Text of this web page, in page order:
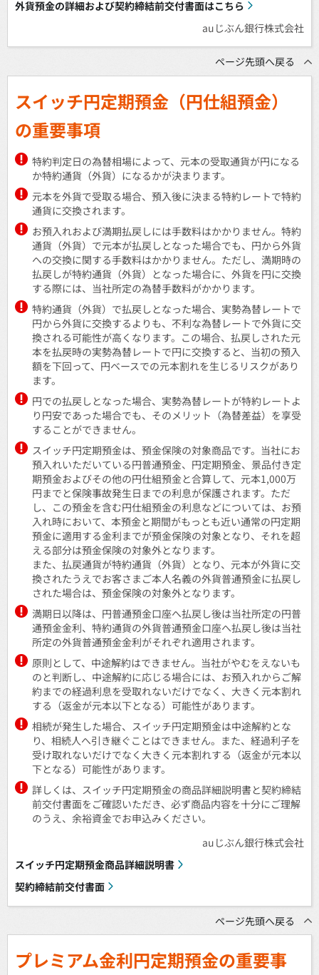
外貨預金の詳細および契約締結前交付書面はこちら
auじぶん銀行株式会社
ページ先頭へ戻る
スイッチ円定期預金（円仕組預金）
の重要事項
特約判定日の為替相場によって、元本の受取通貨が円になる
か特約通貨（外貨）になるかが決まります。
元本を外貨で受取る場合、預入後に決まる特約レートで特約
通貨に交換されます。
お預入れおよび満期払戻しには手数料はかかりません。特約
通貨（外貨）で元本が払戻しとなった場合でも、円から外貨
への交換に関する手数料はかかりません。ただし、満期時の
払戻しが特約通貨（外貨）となった場合に、外貨を円に交換
する際には、当社所定の為替手数料がかかります。
特約通貨（外貨）で払戻しとなった場合、実勢為替レートで
円から外貨に交換するよりも、不利な為替レートで外貨に交
換される可能性が高くなります。この場合、払戻しされた元
本を払戻時の実勢為替レートで円に交換すると、当初の預入
額を下回って、円ベースでの元本割れを生じるリスクがあり
ます。
円での払戻しとなった場合、実勢為替レートが特約レートよ
り円安であった場合でも、そのメリット（為替差益）を享受
することができません。
スイッチ円定期預金は、預金保険の対象商品です。当社にお
預入れいただいている円普通預金、円定期預金、景品付き定
期預金およびその他の円仕組預金と合算して、元本1,000万
円までと保険事故発生日までの利息が保護されます。ただ
し、この預金を含む円仕組預金の利息などについては、お預
入れ時において、本預金と期間がもっとも近い通常の円定期
預金に適用する金利までが預金保険の対象となり、それを超
える部分は預金保険の対象外となります。
また、払戻通貨が特約通貨（外貨）となり、元本が外貨に交
換されたうえでお客さまご本人名義の外貨普通預金に払戻し
された場合は、預金保険の対象外となります。
満期日以降は、円普通預金口座へ払戻し後は当社所定の円普
通預金金利、特約通貨の外貨普通預金口座へ払戻し後は当社
所定の外貨普通預金金利がそれぞれ適用されます。
原則として、中途解約はできません。当社がやむをえないも
のと判断し、中途解約に応じる場合には、お預入れからご解
約までの経過利息を受取れないだけでなく、大きく元本割れ
する（返金が元本以下となる）可能性があります。
相続が発生した場合、スイッチ円定期預金は中途解約とな
り、相続人へ引き継ぐことはできません。また、経過利子を
受け取れないだけでなく大きく元本割れする（返金が元本以
下となる）可能性があります。
詳しくは、スイッチ円定期預金の商品詳細説明書と契約締結
前交付書面をご確認いただき、必ず商品内容を十分にご理解
のうえ、余裕資金でお申込みください。
auじぶん銀行株式会社
スイッチ円定期預金商品詳細説明書
契約締結前交付書面
ページ先頭へ戻る
プレミアム金利円定期預金の重要事